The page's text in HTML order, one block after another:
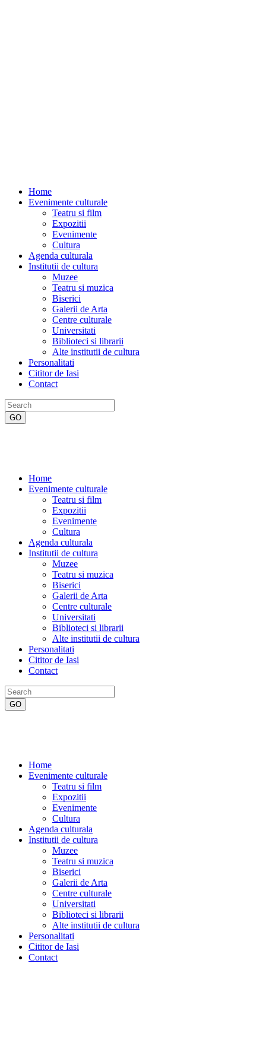
Home
Evenimente culturale
Teatru si film
Expozitii
Evenimente
Cultura
Agenda culturala
Institutii de cultura
Muzee
Teatru si muzica
Biserici
Galerii de Arta
Centre culturale
Universitati
Biblioteci si librarii
Alte institutii de cultura
Personalitati
Cititor de Iasi
Contact
Home
Evenimente culturale
Teatru si film
Expozitii
Evenimente
Cultura
Agenda culturala
Institutii de cultura
Muzee
Teatru si muzica
Biserici
Galerii de Arta
Centre culturale
Universitati
Biblioteci si librarii
Alte institutii de cultura
Personalitati
Cititor de Iasi
Contact
Home
Evenimente culturale
Teatru si film
Expozitii
Evenimente
Cultura
Agenda culturala
Institutii de cultura
Muzee
Teatru si muzica
Biserici
Galerii de Arta
Centre culturale
Universitati
Biblioteci si librarii
Alte institutii de cultura
Personalitati
Cititor de Iasi
Contact